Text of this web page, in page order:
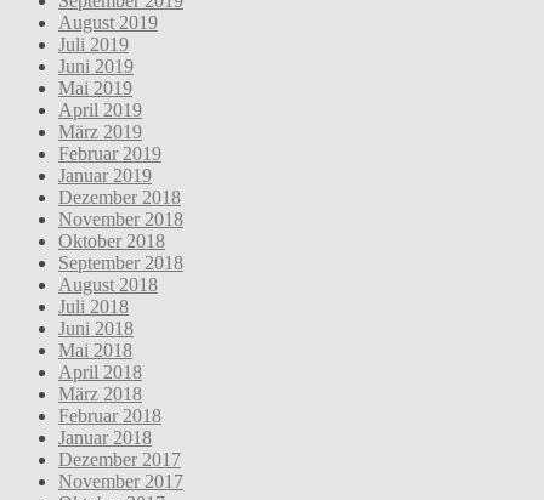
August 2019
Juli 2019
Juni 2019
Mai 2019
April 2019
März 2019
Februar 2019
Januar 2019
Dezember 2018
November 2018
Oktober 2018
September 2018
August 2018
Juli 2018
Juni 2018
Mai 2018
April 2018
März 2018
Februar 2018
Januar 2018
Dezember 2017
November 2017